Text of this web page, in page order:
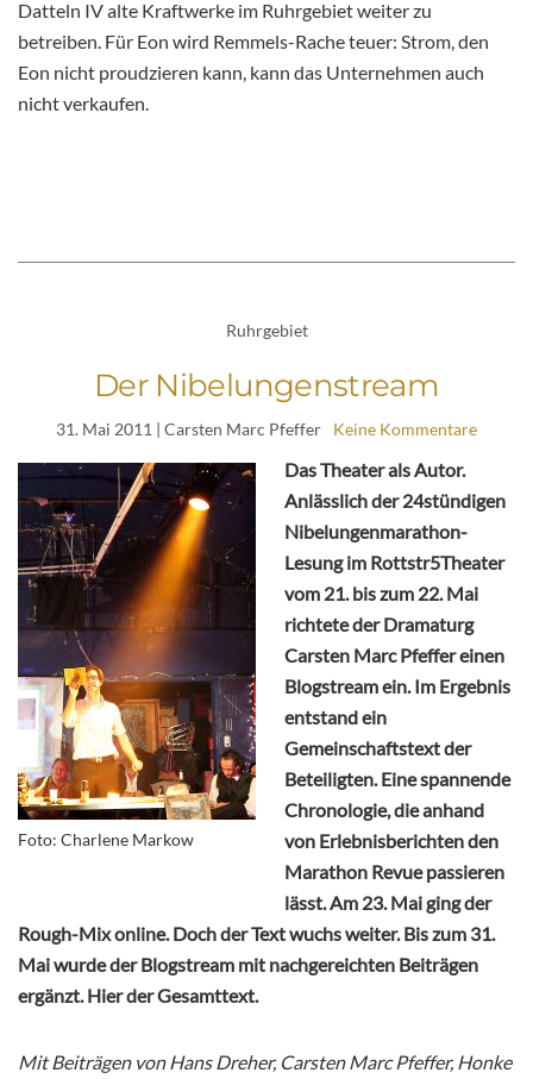
Datteln IV alte Kraftwerke im Ruhrgebiet weiter zu
betreiben. Für Eon wird Remmels-Rache teuer: Strom, den
Eon nicht proudzieren kann, kann das Unternehmen auch
nicht verkaufen.
Ruhrgebiet
Der Nibelungenstream
31. Mai 2011 | Carsten Marc Pfeffer Keine Kommentare
Foto: Charlene Markow
Das Theater als Autor.
Anlässlich der 24stündigen
Nibelungenmarathon-
Lesung im Rottstr5Theater
vom 21. bis zum 22. Mai
richtete der Dramaturg
Carsten Marc Pfeffer einen
Blogstream ein. Im Ergebnis
entstand ein
Gemeinschaftstext der
Beteiligten. Eine spannende
Chronologie, die anhand
von Erlebnisberichten den
Marathon Revue passieren
lässt. Am 23. Mai ging der
Rough-Mix online. Doch der Text wuchs weiter. Bis zum 31.
Mai wurde der Blogstream mit nachgereichten Beiträgen
ergänzt. Hier der Gesamttext.
Mit Beiträgen von Hans Dreher, Carsten Marc Pfeffer, Honke